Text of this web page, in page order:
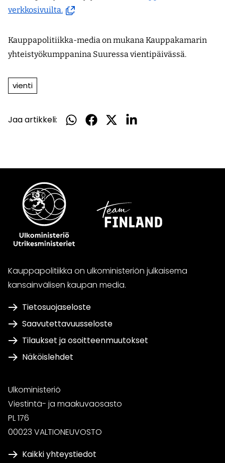
verkkosivuilta.(avautuu
ikkunaan,
siirryt
Kauppapolitiikka-media on mukana Kauppakamarin
yhteistyökumppanina Suuressa vientipäivässä.
vienti
Jaa artikkeli:
Jaa
Jaa
Jaa
Jaa
Kauppapolitiikka on ulkoministeriön julkaisema
kansainvälisen kaupan media.
Tietosuojaseloste
Saavutettavuusseloste
Tilaukset ja osoitteenmuutokset
Näköislehdet
Ulkoministeriö
Viestintä- ja maakuvaosasto
PL 176
00023 VALTIONEUVOSTO
Kaikki yhteystiedot